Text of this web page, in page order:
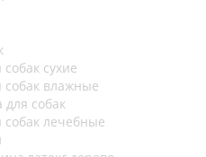
сухие
собак влажные
для собак
собак лечебные